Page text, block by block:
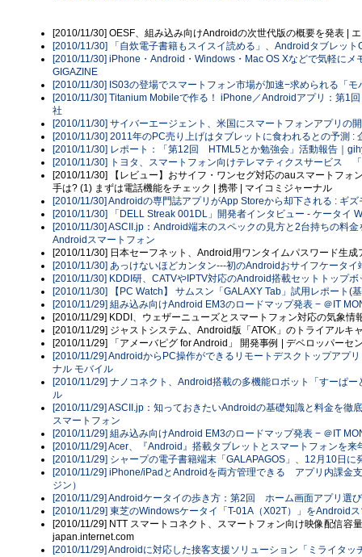
[2010/11/30] OESF、組み込み向けAndroidの次世代版の概要を発表 |
[2010/11/30] 「自炊電子書籍もスイスイ読める」、Androidタブレッ
[2010/11/30] iPhone・Android・Windows・Mac OS Xなどで気軽に
GIGAZINE
[2010/11/30] IS03の登場でスマートフォン市場が加速−求められる「
[2010/11/30] Titanium Mobileで作る！ iPhone／Androidアプリ：第1
社
[2010/11/30] サイバーエージェント、米国にスマートフォンアプリの
[2010/11/30] 2011年のPC売り上げはタブレットに食われるとの予測 :
[2010/11/30] レポート：「第12回 HTML5とか勉強会」活動報告｜
[2010/11/30] トヨタ、スマートフォン向けテレマティクスサービス
[2010/11/30] 【レビュー】おサイフ・ワンセグ対応のauスマートフォ
手は? (1) まずは電話機能をチェック | 携帯 | マイコミジャーナル
[2010/11/30] Androidの専門誌アプリがApp Storeから却下される : ギ
[2010/11/30] 「DELL Streak 001DL」開発者インタビュー - ケータイ
[2010/11/30] ASCII.jp：Android端末のスペックの見方と2台持ちの料
Androidスマートフォン
[2010/11/30] 日本セーフネット、Android用ワンタイムパスワード生
[2010/11/30] あっけないほどカンタン---初のAndroidおサイフケータ
[2010/11/30] KDDI研、CATVやIPTV対応のAndroid搭載セットトップ
[2010/11/30] 【PC Watch】 サムスン「GALAXY Tab」試用レポート(
[2010/11/29] 組み込み向けAndroid EM3のロードマップ発表 − ＠IT
[2010/11/29] KDDI、ウェザーニューズとスマートフォン対応の気象情
[2010/11/29] ジャストシステム、Android版「ATOK」のトライアルキ
[2010/11/29] 「アメーバピグ for Android」 開発事例 | デベロッパーセ
[2010/11/29] AndroidからPC操作ができるリモートデスクトップアプ
ナル モバイル
[2010/11/29] ナノコネクト、Android搭載の多機能ロボット「すーぱ
ル
[2010/11/29] ASCII.jp：知っておきたいAndroidの基礎知識と料金を徹
スマートフォン
[2010/11/29] 組み込み向けAndroid EM3のロードマップ発表 − ＠IT
[2010/11/29] Acer、『Android』搭載タブレットとスマートフォンを
[2010/11/29] シャープの電子書籍端末「GALAPAGOS」、12月10日に
[2010/11/29] iPhone/iPadとAndroidを両方管理できる アプリ内課金
ジン）
[2010/11/29] Androidケータイの歩き方：第2回 ホーム画面アプリ選
[2010/11/29] 東芝のWindowsケータイ「T-01A（X02T）」をAndroid
[2010/11/29] NTT スマートコネクト、スマートフォン向け映像配信容
japan.internet.com
[2010/11/29] Androidに対応した接客支援ソリューション「ミライタ